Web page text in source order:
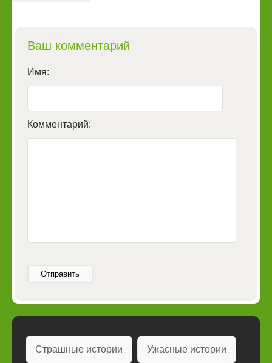
Ваш комментарий
Имя:
Комментарий:
Отправить
Страшные истории Ужасные истории